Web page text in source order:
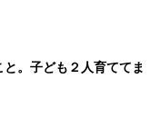
。子ども２人育ててま